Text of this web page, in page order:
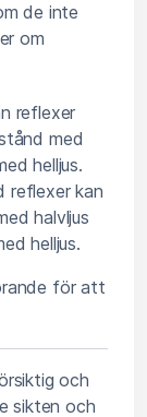
de inte
om
reflexer
med
helljus.
reflexer kan
halvljus
helljus.
för att
och
sikten och